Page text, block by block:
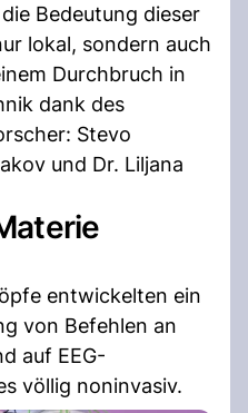
Bedeutung dieser
lokal, sondern auch
Durchbruch in
dank des
Stevo
und Dr. Liljana
entwickelten ein
von Befehlen an
auf EEG-
völlig noninvasiv.